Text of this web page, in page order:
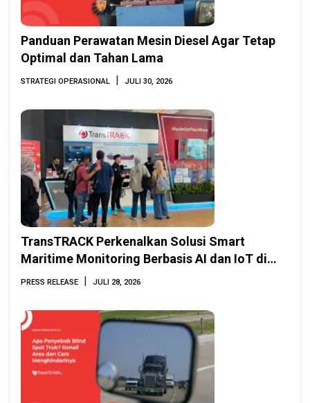
Panduan Perawatan Mesin Diesel Agar Tetap
Optimal dan Tahan Lama
STRATEGI OPERASIONAL | JULI 30, 2026
TransTRACK Perkenalkan Solusi Smart
Maritime Monitoring Berbasis AI dan IoT di
INAMARINE 2026
PRESS RELEASE | JULI 28, 2026